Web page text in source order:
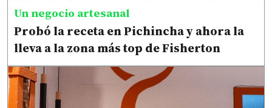
Un negocio artesanal
Probó la receta en Pichincha y ahora la
lleva a la zona más top de Fisherton